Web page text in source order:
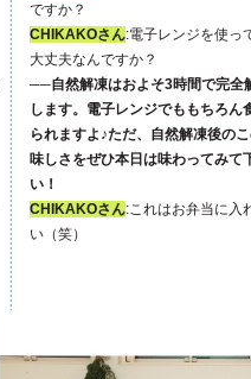
ですか？
CHIKAKOさん:電子レンジを使っ
大丈夫なんですか？
──自然解凍はおよそ3時間で完全
します。電子レンジでももちろん
られますよ♪ただ、自然解凍後の
味しさをぜひ本日は味わってみて
い！
CHIKAKOさん:これはお弁当に入
い（笑）